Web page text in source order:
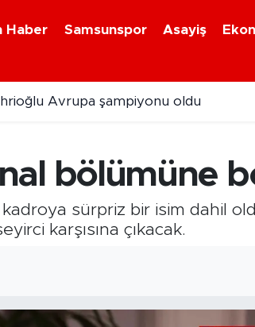
Haber Samsunspor Asayiş
Böylesini ilk kez gördük!
bölümüne
sürpriz bir isim dahil
karşısına çıkacak.